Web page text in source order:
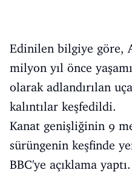
Edinilen bilgiye göre,
milyon yıl önce
olarak adlandırılan
kalıntılar keşfedildi.
Kanat genişliğinin 9
sürüngenin keşfinde
BBC'ye açıklama